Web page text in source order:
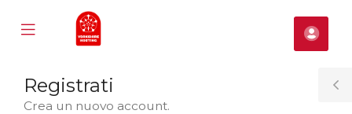
Mobile
Registrati
Crea un nuovo account.